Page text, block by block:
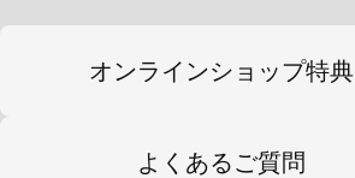
オンラインショップ特典
よくあるご質問